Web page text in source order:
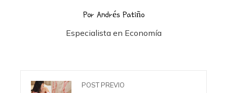
Por Andrés Patiño
Especialista en Economía
POST PREVIO